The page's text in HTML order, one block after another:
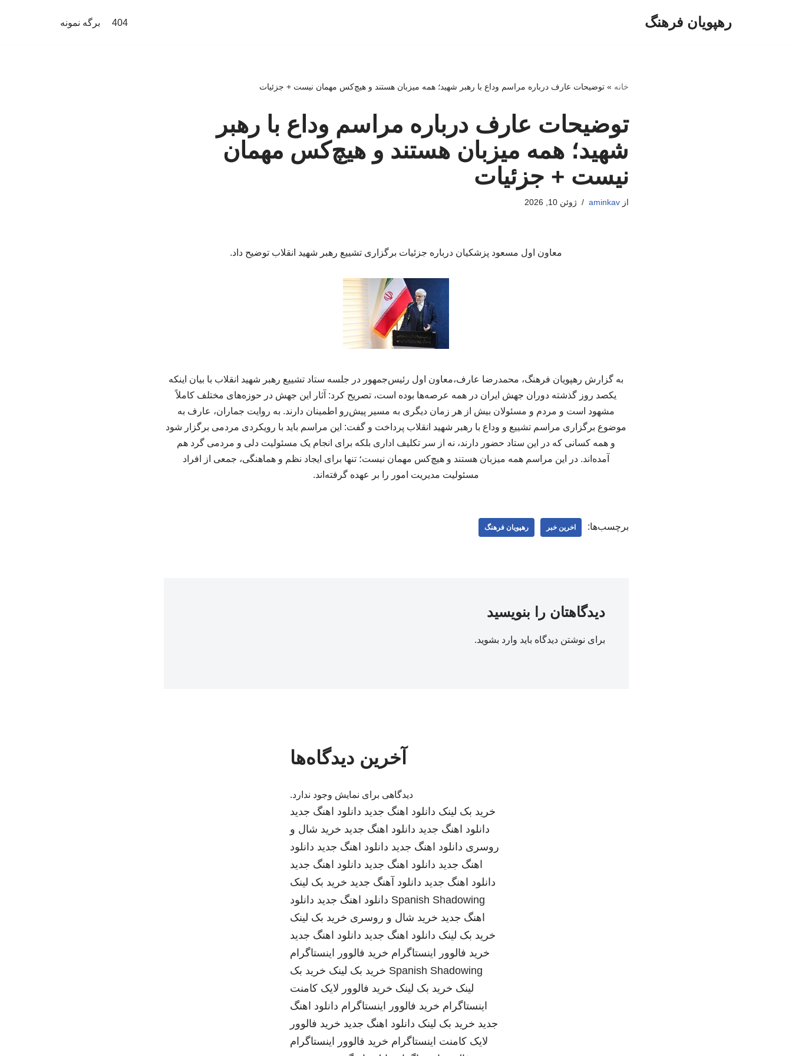
رهپویان فرهنگ 404 برگه نمونه
خانه »توضیحات عارف درباره مراسم وداع با رهبر شهید؛ همه میزبان هستند و هیچ‌کس مهمان نیست + جزئیات
توضیحات عارف درباره مراسم وداع با رهبر
شهید؛ همه میزبان هستند و هیچ‌کس مهمان
نیست + جزئیات
ازaminkav ژوئن 10, 2026
معاون اول مسعود پزشکیان درباره جزئیات برگزاری تشییع رهبر شهید انقلاب توضیح داد.
به گزارش رهپویان فرهنگ، محمدرضا عارف،معاون اول رئیس‌جمهور در جلسه ستاد تشییع رهبر شهید انقلاب با بیان اینکه
یکصد روز گذشته دوران جهش ایران در همه عرصه‌ها بوده است، تصریح کرد: آثار این جهش در حوزه‌های مختلف کاملاً
مشهود است و مردم و مسئولان بیش از هر زمان دیگری به مسیر پیش‌رو اطمینان دارند. به روایت جماران، عارف به
موضوع برگزاری مراسم تشییع و وداع با رهبر شهید انقلاب پرداخت و گفت: این مراسم باید با رویکردی مردمی برگزار شود
و همه کسانی که در این ستاد حضور دارند، نه از سر تکلیف اداری بلکه برای انجام یک مسئولیت دلی و مردمی گرد هم
آمده‌اند. در این مراسم همه میزبان هستند و هیچ‌کس مهمان نیست؛ تنها برای ایجاد نظم و هماهنگی، جمعی از افراد
مسئولیت مدیریت امور را بر عهده گرفته‌اند.
برچسب‌ها: اخرین خبر رهپویان فرهنگ
دیدگاهتان را بنویسید
برای نوشتن دیدگاه باید وارد بشوید.
آخرین دیدگاه‌ها
دیدگاهی برای نمایش وجود ندارد.
خرید بک لینک دانلود اهنگ جدید دانلود اهنگ جدید
دانلود اهنگ جدید دانلود اهنگ جدید خرید شال و
روسری دانلود اهنگ جدید دانلود اهنگ جدید دانلود
اهنگ جدید دانلود اهنگ جدید دانلود اهنگ جدید
دانلود اهنگ جدید دانلود آهنگ جدید خرید بک لینک
Spanish Shadowing دانلود اهنگ جدید دانلود
اهنگ جدید خرید شال و روسری خرید بک لینک
خرید بک لینک دانلود اهنگ جدید دانلود اهنگ جدید
خرید فالوور اینستاگرام خرید فالوور اینستاگرام
Spanish Shadowing خرید بک لینک خرید بک
لینک خرید بک لینک خرید فالوور لایک کامنت
اینستاگرام خرید فالوور اینستاگرام دانلود اهنگ
جدید خرید بک لینک دانلود اهنگ جدید خرید فالوور
لایک کامنت اینستاگرام خرید فالوور اینستاگرام